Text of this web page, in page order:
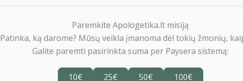
Paremkite Apologetika.lt misiją
Patinka, ką darome? Mūsų veikla įmanoma dėl tokių žmonių,
Galite paremti pasirinkta suma per Paysera sistemą:
10€ 25€ 50€ 100€